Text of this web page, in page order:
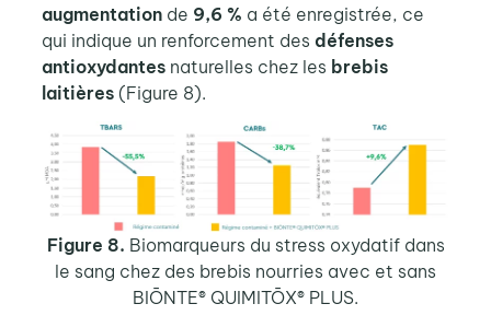
augmentationde 9,6 % a été enregistrée, ce
qui indique un renforcement des défenses
antioxydantesnaturelles chez les brebis
laitières(Figure 8).
Figure 8. Biomarqueurs du stress oxydatif dans
le sang chez des brebis nourries avec et sans
BIŌNTE® QUIMITŌX® PLUS.